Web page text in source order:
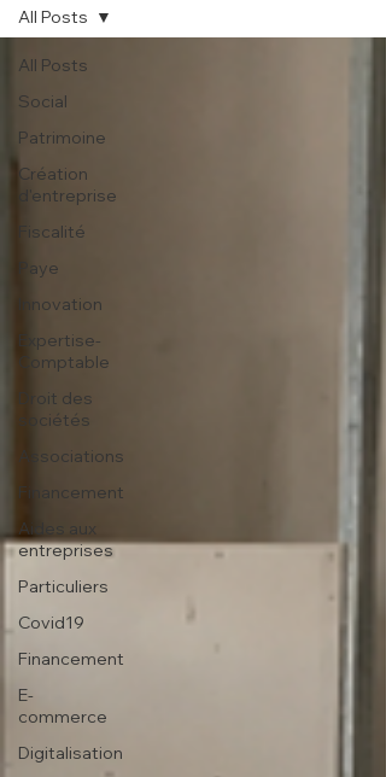
All Posts
Social
Patrimoine
Création
d'entreprise
Fiscalité
Paye
Innovation
Expertise-
Comptable
Droit des
sociétés
Associations
Financement
Aides aux
entreprises
Particuliers
Covid19
Financement
E-
commerce
Digitalisation
All Posts